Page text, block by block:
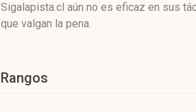
Sigalapista.cl aún no es eficaz en sus
que valgan la pena.
Rangos